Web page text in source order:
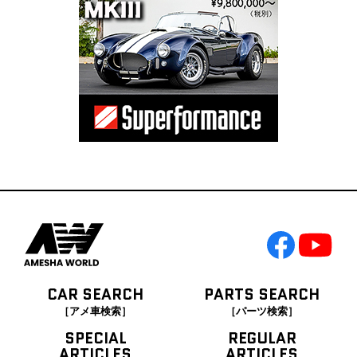
CAR SEARCH
［アメ車検索］
PARTS SEARCH
［パーツ検索］
SPECIAL REGULAR